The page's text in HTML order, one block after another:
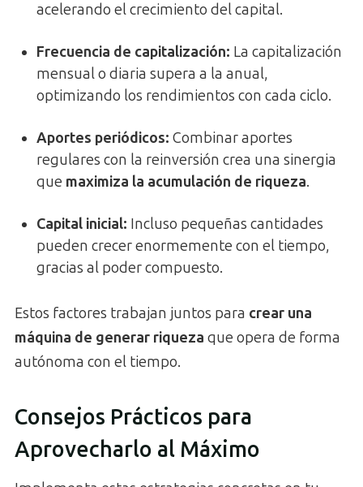
acelerando el crecimiento del capital.
Frecuencia de capitalización: La capitalización
mensual o diaria supera a la anual,
optimizando los rendimientos con cada ciclo.
Aportes periódicos: Combinar aportes
regulares con la reinversión crea una sinergia
que maximiza la acumulación de riqueza.
Capital inicial: Incluso pequeñas cantidades
pueden crecer enormemente con el tiempo,
gracias al poder compuesto.
Estos factores trabajan juntos para crear una
máquina de generar riqueza que opera de forma
autónoma con el tiempo.
Consejos Prácticos para
Aprovecharlo al Máximo